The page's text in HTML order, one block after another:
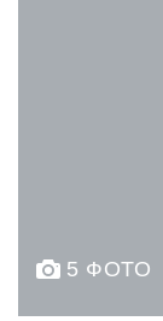
5 ФОТО